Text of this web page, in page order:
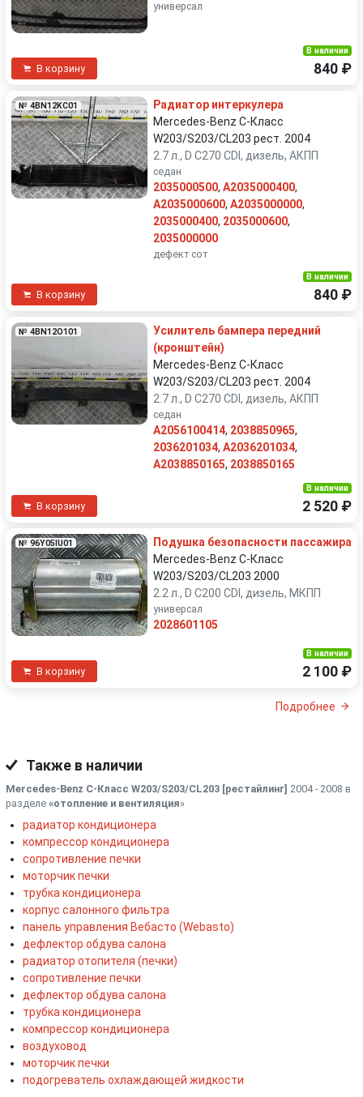
универсал
В корзину
В наличии
840 ₽
№ 4BN12KC01
Радиатор интеркулера
Mercedes-Benz C-Класс
W203/S203/CL203 рест. 2004
2.7 л., D C270 CDI, дизель, АКПП
седан
2035000500, A2035000400,
A2035000600, A2035000000,
2035000400, 2035000600,
2035000000
дефект сот
В корзину
В наличии
840 ₽
№ 4BN12O101
Усилитель бампера передний
(кронштейн)
Mercedes-Benz C-Класс
W203/S203/CL203 рест. 2004
2.7 л., D C270 CDI, дизель, АКПП
седан
A2056100414, 2038850965,
2036201034, A2036201034,
A2038850165, 2038850165
В корзину
В наличии
2 520 ₽
№ 96Y05IU01
Подушка безопасности пассажира
Mercedes-Benz C-Класс
W203/S203/CL203 2000
2.2 л., D C200 CDI, дизель, МКПП
универсал
2028601105
В корзину
В наличии
2 100 ₽
Подробнее
Также в наличии
Mercedes-Benz C-Класс W203/S203/CL203 [рестайлинг] 2004 - 2008 в
разделе «отопление и вентиляция»
радиатор кондиционера
компрессор кондиционера
сопротивление печки
моторчик печки
трубка кондиционера
корпус салонного фильтра
панель управления Вебасто (Webasto)
дефлектор обдува салона
радиатор отопителя (печки)
сопротивление печки
дефлектор обдува салона
трубка кондиционера
компрессор кондиционера
воздуховод
моторчик печки
подогреватель охлаждающей жидкости